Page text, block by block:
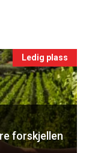
Ledig plass
forskjellen